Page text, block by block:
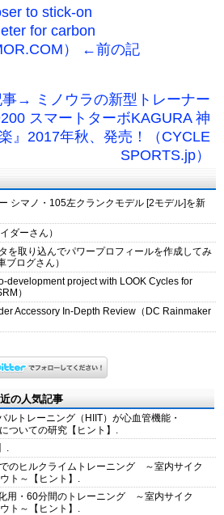
to stick-on
for carbon
） ←前の記
事→ ミノウラの新型トレーナー
スマートターボKAGURA 神
』2017年秋、発売！（CYCLE
SPORTS.jp）
シマノ・105左クランクモデル [2モデル]を新
ダーさん）
を取り込んでパワープロフィールを作成してみ
ログさん）
development project with LOOK Cycles for
）
Accessory In-Depth Review（DC Rainmaker
の人気記事
ルトレーニング（HIIT）が心血管機能・
ついての研究【ヒント】.
.
のヒルクライムトレーニング ～室内サイク
ト～【ヒント】.
用・60分間のトレーニング ～室内サイク
ト～【ヒント】.